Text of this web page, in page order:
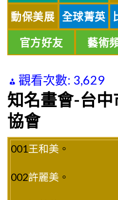
動保美展 全球菁英
官方好友 藝術
觀看次數: 3,629
知名畫會-台
協會
001王和美 。
002許麗美 。